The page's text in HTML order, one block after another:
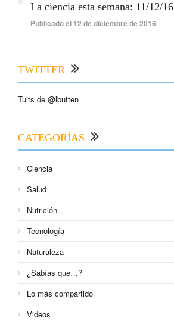
La ciencia esta semana: 11/12/16
Publicado el 12 de diciembre de 2016
TWITTER
Tuits de @lbutten
CATEGORÍAS
Ciencia
Salud
Nutrición
Tecnología
Naturaleza
¿Sabías que…?
Lo más compartido
Videos